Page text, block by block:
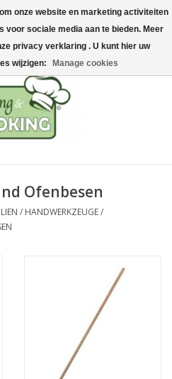
Ofenbesen
/ HANDWERKZEUGE/
onze website en marketing activiteiten
sociale media aan te bieden. Meer
privacy verklaring . U kunt hier uw
wijzigen:
Manage cookies